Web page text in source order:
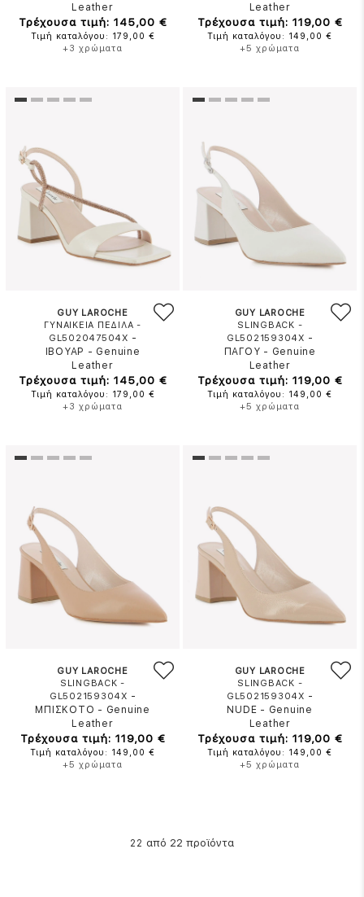
Leather
Τρέχουσα τιμή: 145,00 €
Τιμή καταλόγου: 179,00 €
+3 χρώματα
Leather
Τρέχουσα τιμή: 119,00 €
Τιμή καταλόγου: 149,00 €
+5 χρώματα
GUY LAROCHE
ΓΥΝΑΙΚΕΙΑ ΠΕΔΙΛΑ -
GL502047504X -
ΙΒΟΥΑΡ - Genuine
Leather
Τρέχουσα τιμή: 145,00 €
Τιμή καταλόγου: 179,00 €
+3 χρώματα
GUY LAROCHE
SLINGBACK -
GL502159304X -
ΠΑΓΟΥ - Genuine
Leather
Τρέχουσα τιμή: 119,00 €
Τιμή καταλόγου: 149,00 €
+5 χρώματα
GUY LAROCHE
SLINGBACK -
GL502159304X -
ΜΠΙΣΚΟΤΟ - Genuine
Leather
Τρέχουσα τιμή: 119,00 €
Τιμή καταλόγου: 149,00 €
+5 χρώματα
GUY LAROCHE
SLINGBACK -
GL502159304X -
NUDE - Genuine
Leather
Τρέχουσα τιμή: 119,00 €
Τιμή καταλόγου: 149,00 €
+5 χρώματα
22 από 22 προϊόντα